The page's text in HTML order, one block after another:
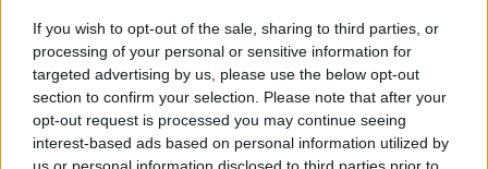
If you wish to opt-out of the sale, sharing to third parties, or
processing of your personal or sensitive information for
targeted advertising by us, please use the below opt-out
section to confirm your selection. Please note that after your
opt-out request is processed you may continue seeing
interest-based ads based on personal information utilized by
us or personal information disclosed to third parties prior to
karrigia është e
përkohshme, nëse
qytetarët janë kundër, unë
jam me ta (VIDEO)